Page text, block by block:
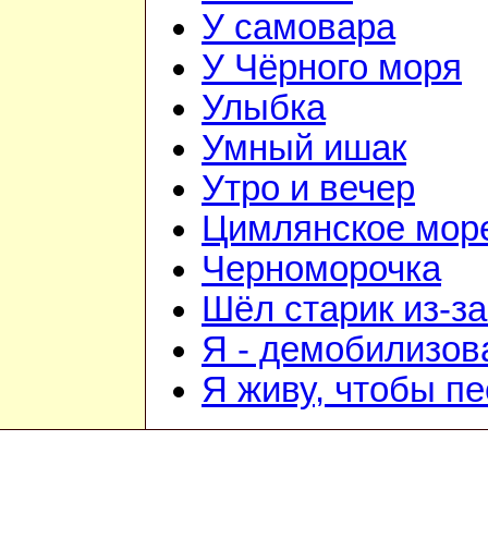
У самовара
У Чёрного моря
Улыбка
Умный ишак
Утро и вечер
Цимлянское
Черноморочка
Шёл старик из-
Я -
Я живу, чтобы